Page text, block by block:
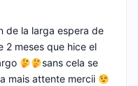
de la larga espera de
2 meses que hice el
sans cela se
mais attente mercii